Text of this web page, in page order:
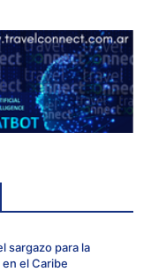
sargazo para la
el Caribe